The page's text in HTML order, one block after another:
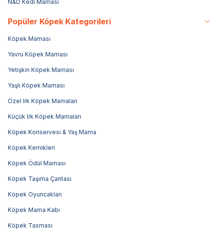
N&D Kedi Maması
Popüler Köpek Kategorileri
Köpek Maması
Yavru Köpek Maması
Yetişkin Köpek Maması
Yaşlı Köpek Maması
Özel Irk Köpek Mamaları
Küçük Irk Köpek Mamaları
Köpek Konservesi & Yaş Mama
Köpek Kemikleri
Köpek Ödül Maması
Köpek Taşıma Çantası
Köpek Oyuncakları
Köpek Mama Kabı
Köpek Tasması